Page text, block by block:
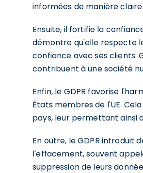
informées de manière
Ensuite, il fortifie la
démontre qu'elle respecte
confiance avec ses clients.
contribuent à une société
Enfin, le GDPR favorise
États membres de l'UE.
pays, leur permettant ainsi
En outre, le GDPR introduit
l'effacement, souvent
suppression de leurs